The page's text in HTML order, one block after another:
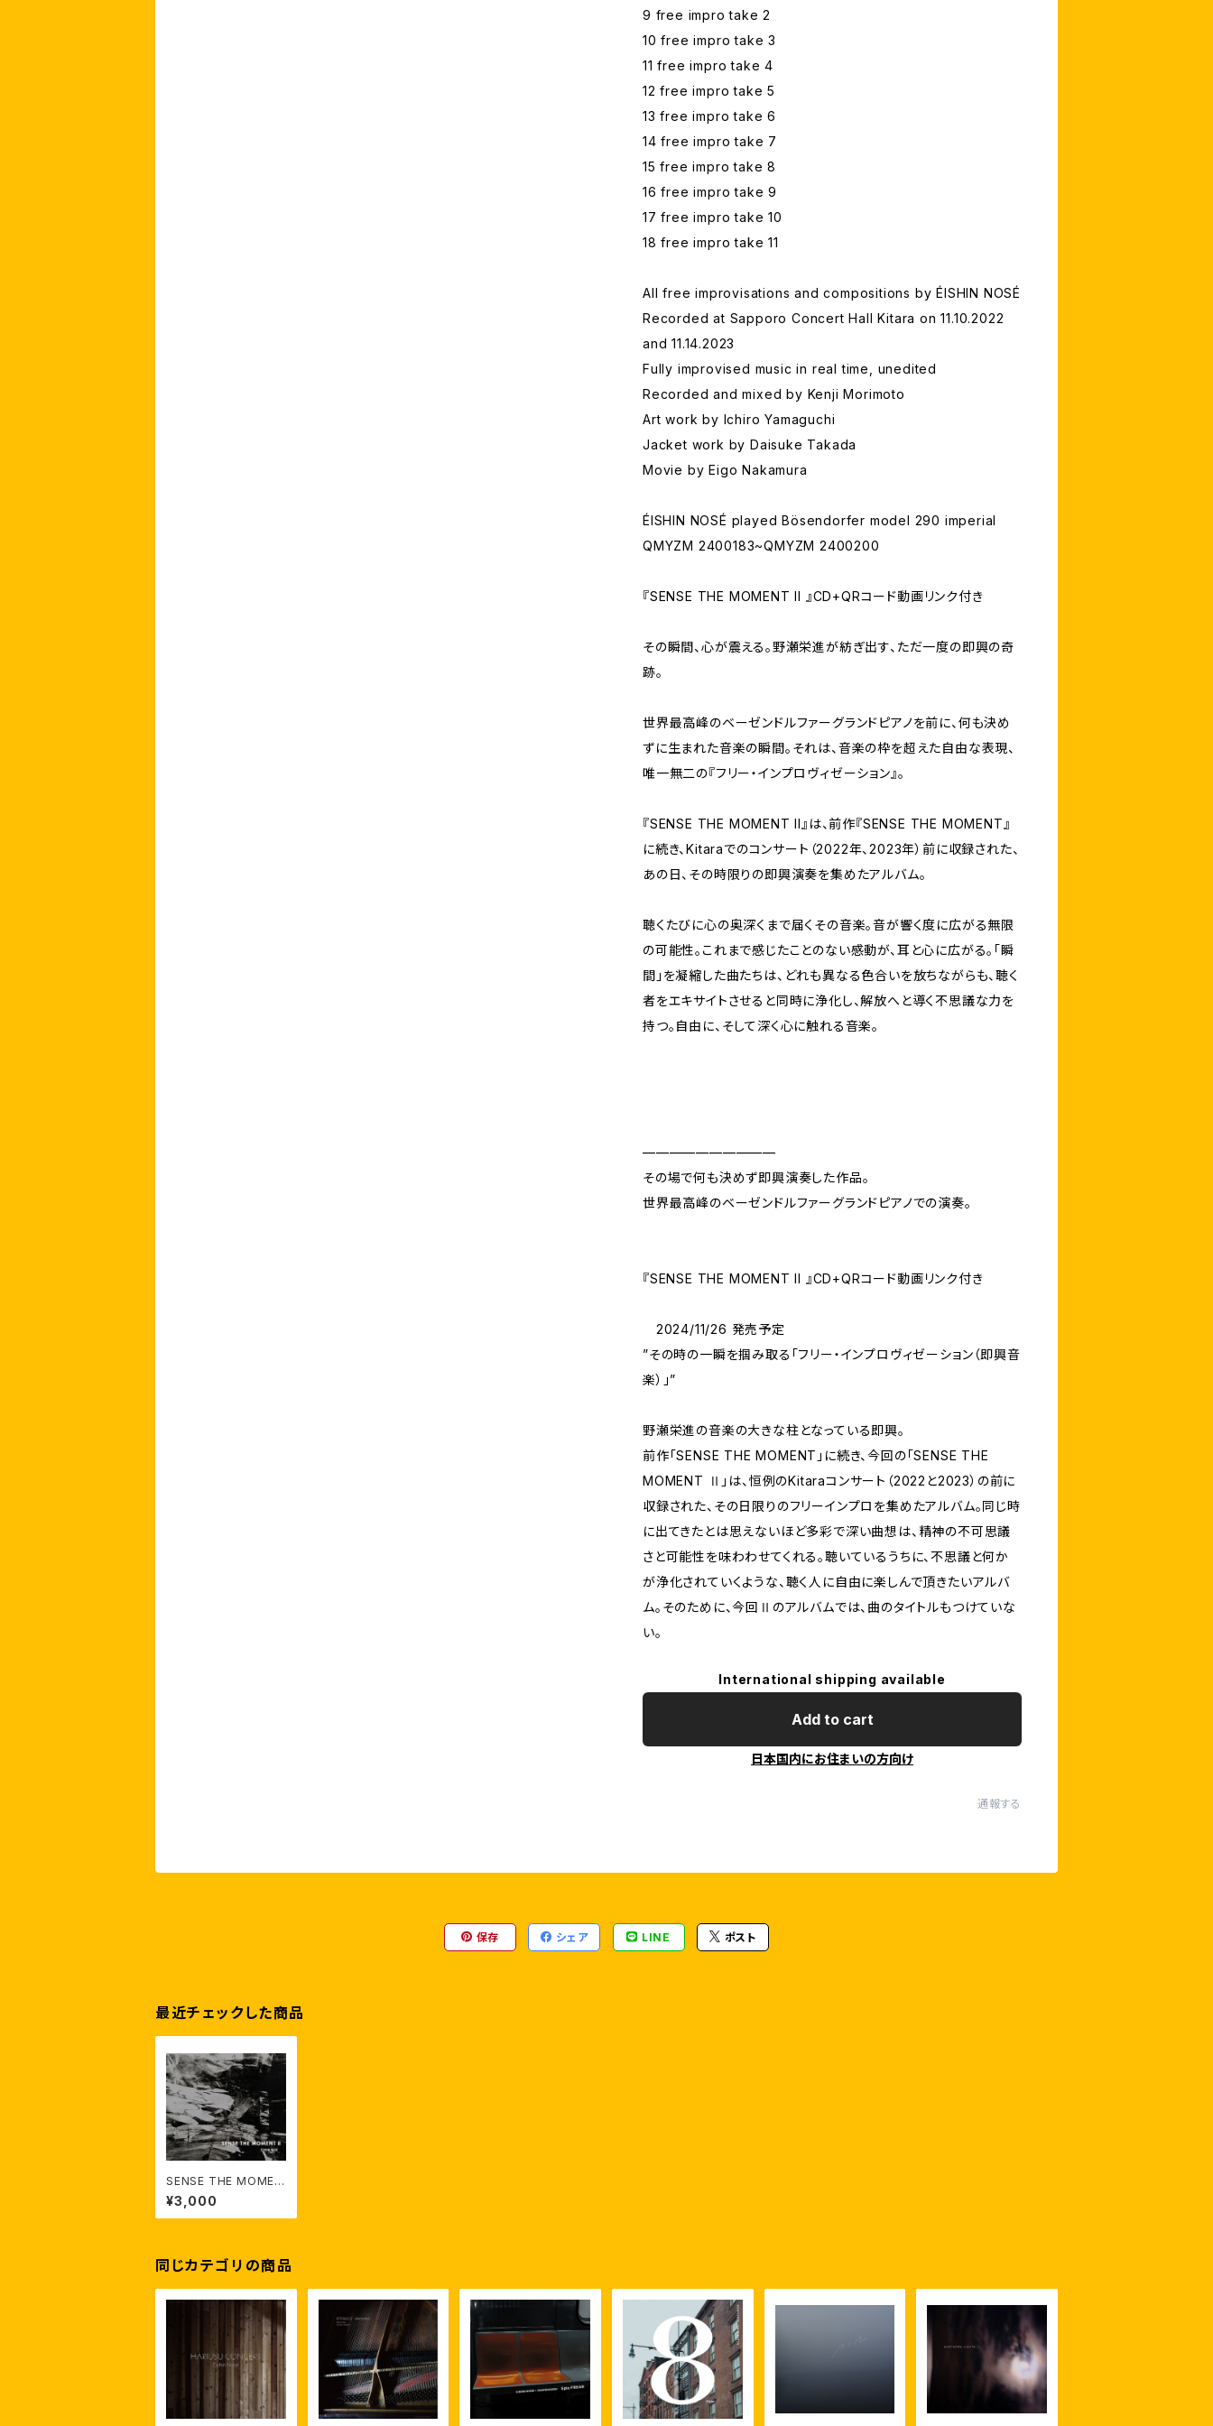
9 free impro take 2
10 free impro take 3
11 free impro take 4
12 free impro take 5
13 free impro take 6
14 free impro take 7
15 free impro take 8
16 free impro take 9
17 free impro take 10
18 free impro take 11
All free improvisations and compositions by ÉISHIN NOSÉ
Recorded at Sapporo Concert Hall Kitara on 11.10.2022
and 11.14.2023
Fully improvised music in real time, unedited
Recorded and mixed by Kenji Morimoto
Art work by Ichiro Yamaguchi
Jacket work by Daisuke Takada
Movie by Eigo Nakamura
ÉISHIN NOSÉ played Bösendorfer model 290 imperial
QMYZM 2400183~QMYZM 2400200
『SENSE THE MOMENT II 』CD+QRコード動画リンク付き
その瞬間、心が震える。野瀬栄進が紡ぎ出す、ただ一度の即興の奇
跡。
世界最高峰のベーゼンドルファーグランドピアノを前に、何も決め
ずに生まれた音楽の瞬間。それは、音楽の枠を超えた自由な表現、
唯一無二の『フリー・インプロヴィゼーション』。
『SENSE THE MOMENT II』は、前作『SENSE THE MOMENT』
に続き、Kitaraでのコンサート（2022年、2023年）前に収録された、
あの日、その時限りの即興演奏を集めたアルバム。
聴くたびに心の奥深くまで届くその音楽。音が響く度に広がる無限
の可能性。これまで感じたことのない感動が、耳と心に広がる。「瞬
間」を凝縮した曲たちは、どれも異なる色合いを放ちながらも、聴く
者をエキサイトさせると同時に浄化し、解放へと導く不思議な力を
持つ。自由に、そして深く心に触れる音楽。
——————————
その場で何も決めず即興演奏した作品。
世界最高峰のベーゼンドルファーグランドピアノでの演奏。
『SENSE THE MOMENT II 』CD+QRコード動画リンク付き
2024/11/26 発売予定
”その時の一瞬を掴み取る「フリー・インプロヴィゼーション（即興音
楽）」”
野瀬栄進の音楽の大きな柱となっている即興。
前作「SENSE THE MOMENT」に続き、今回の「SENSE THE
MOMENT Ⅱ」は、恒例のKitaraコンサート（2022と2023）の前に
収録された、その日限りのフリーインプロを集めたアルバム。同じ時
に出てきたとは思えないほど多彩で深い曲想は、精神の不可思議
さと可能性を味わわせてくれる。聴いているうちに、不思議と何か
が浄化されていくような、聴く人に自由に楽しんで頂きたいアルバ
ム。そのために、今回Ⅱのアルバムでは、曲のタイトルもつけていな
い。
International shipping available
Add to cart
日本国内にお住まいの方向け
通報する
保存 シェア LINE ポスト
最近チェックした商品
SENSE THE MOMEN
T II CD+QRコード動
画リンク付き
¥3,000
同じカテゴリの商品